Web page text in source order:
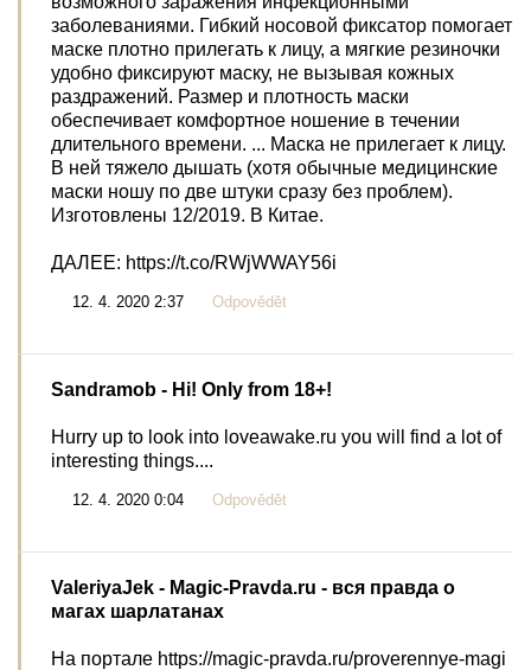
заболеваниями. Гибкий носовой фиксатор помогает
маске плотно прилегать к лицу, а мягкие резиночки
удобно фиксируют маску, не вызывая кожных
раздражений. Размер и плотность маски
обеспечивает комфортное ношение в течении
длительного времени. ... Маска не прилегает к лицу.
В ней тяжело дышать (хотя обычные медицинские
маски ношу по две штуки сразу без проблем).
Изготовлены 12/2019. В Китае.
ДАЛЕЕ: https://t.co/RWjWWAY56i
12. 4. 2020 2:37 Odpovědět
Sandramob - Hi! Only from 18+!
Hurry up to look into loveawake.ru you will find a lot of
interesting things....
12. 4. 2020 0:04 Odpovědět
ValeriyaJek - Magic-Pravda.ru - вся правда о
магах шарлатанах
На портале https://magic-pravda.ru/proverennye-magi